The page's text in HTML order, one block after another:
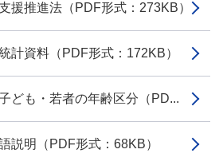
援推進法（PDF形式：273KB）
計資料（PDF形式：172KB）
ども・若者の年齢区分（PD...
説明（PDF形式：68KB）